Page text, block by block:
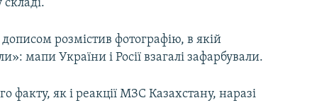
розмістив фотографію, в якій
мапи України і Росії взагалі зафарбували.
факту, як і реакції МЗС Казахстану, наразі